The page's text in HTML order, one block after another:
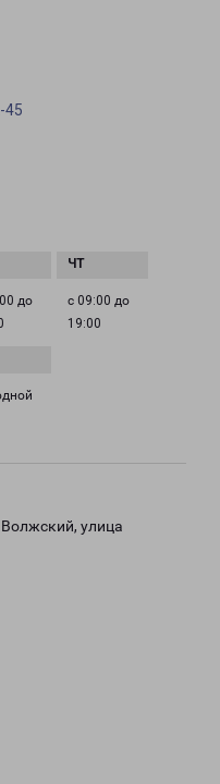
45
до
с 09:00 до
19:00
улица